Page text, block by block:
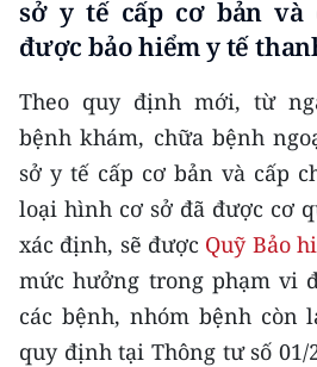
CHƯƠNG TRÌNH OCOP - MỖI XÃ
MỘT SẢN PHẨM
RADIO
MEDIA CENTER
E-Magazine
Video
Media Chính trị
sở y tế cấp cơ bản và
được bảo hiểm y tế
Theo quy định mới, từ
bệnh khám, chữa bệnh
sở y tế cấp cơ bản và cấp
loại hình cơ sở đã được cơ
xác định, sẽ được Quỹ Bảo
mức hưởng trong phạm vi
các bệnh, nhóm bệnh còn
quy định tại Thông tư số 01/